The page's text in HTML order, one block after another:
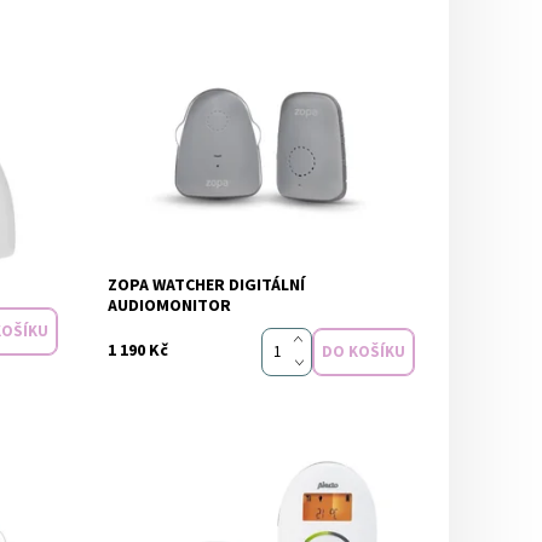
Dostupnost: Skladem
ZOPA WATCHER DIGITÁLNÍ
AUDIOMONITOR
1 190 Kč